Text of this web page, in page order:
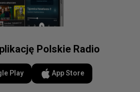
Polskie Radio
Play App Store